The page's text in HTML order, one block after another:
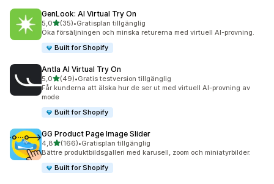
GenLook: AI Virtual Try On
5,0av 5 stjärnor
(35)
35 recensioner totalt
•Gratisplan tillgänglig
Öka försäljningen och minska returerna med virtuell AI-provning.
Built for Shopify
Antla AI Virtual Try On
5,0av 5 stjärnor
(49)
49 recensioner totalt
•Gratis testversion tillgänglig
Får kunderna att älska hur de ser ut med virtuell AI-provning av
mode
Built for Shopify
GG Product Page Image Slider
4,8av 5 stjärnor
(166)
166 recensioner totalt
•Gratisplan tillgänglig
Bättre produktbildsgalleri med karusell, zoom och miniatyrbilder.
Built for Shopify